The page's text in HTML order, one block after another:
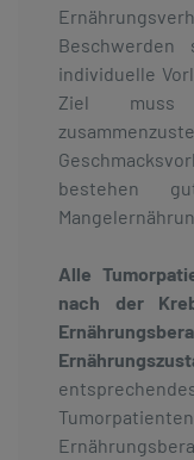
individuelle
Ziel muss
bestehen
Alle
nach der